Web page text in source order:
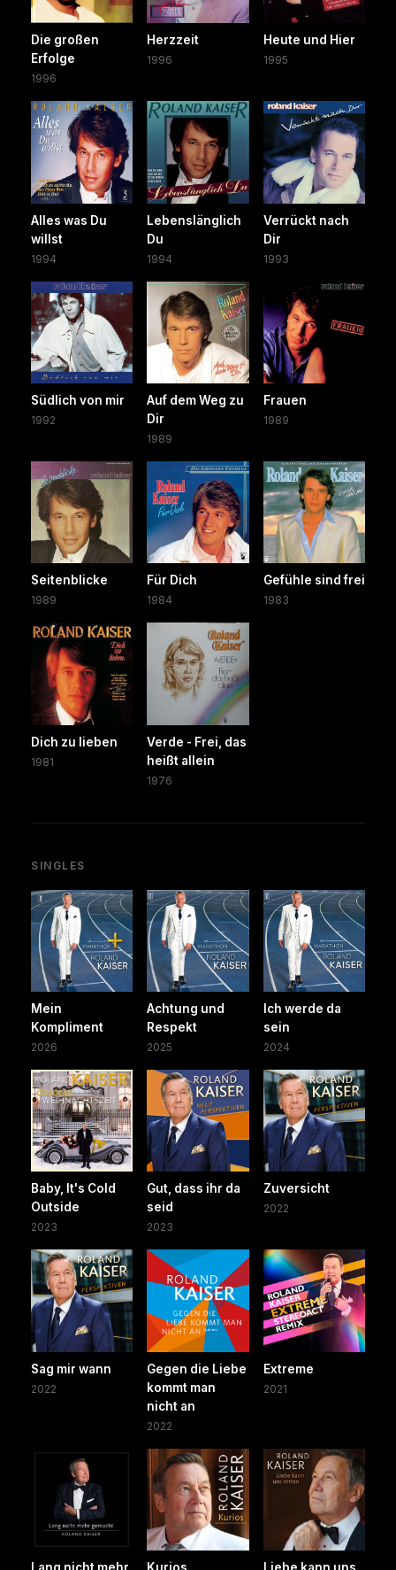
Die großen
Erfolge
1996
Herzzeit
1996
Heute und Hier
1995
Alles was Du
willst
1994
Lebenslänglich
Du
1994
Verrückt nach
Dir
1993
Südlich von mir
1992
Auf dem Weg zu
Dir
1989
Frauen
1989
Seitenblicke
1989
Für Dich
1984
Gefühle sind frei
1983
Dich zu lieben
1981
Verde - Frei, das
heißt allein
1976
SINGLES
Mein
Kompliment
2026
Achtung und
Respekt
2025
Ich werde da
sein
2024
Baby, It's Cold
Outside
2023
Gut, dass ihr da
seid
2023
Zuversicht
2022
Sag mir wann
2022
Gegen die Liebe
kommt man
nicht an
2022
Extreme
2021